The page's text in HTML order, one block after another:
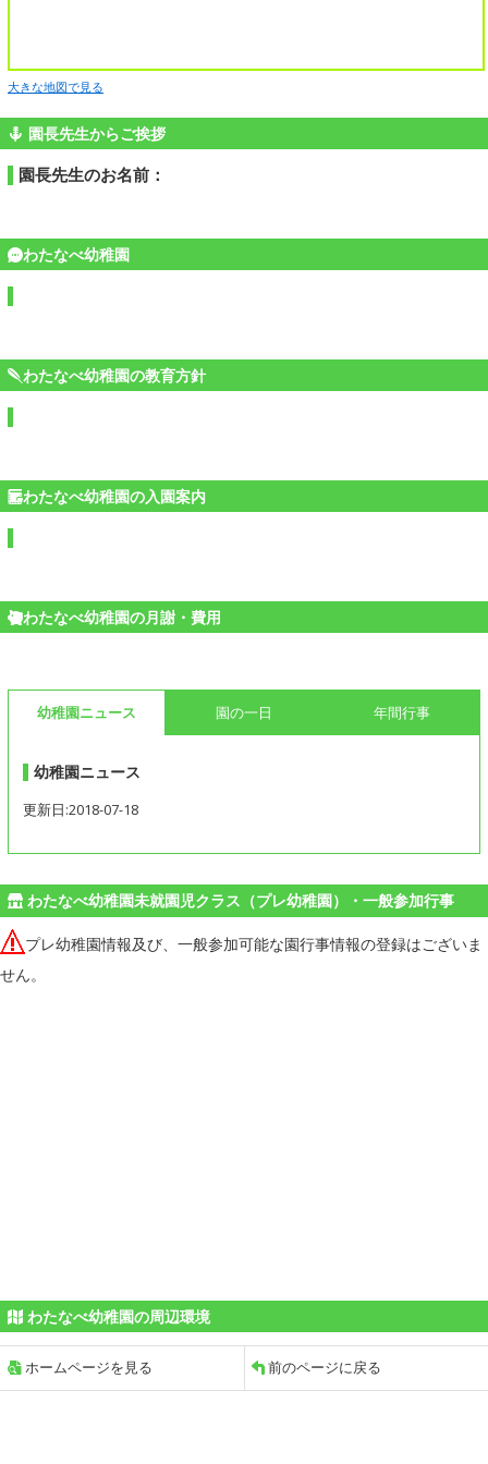
大きな地図で見る
園長先生からご挨拶
園長先生のお名前：
わたなべ幼稚園
わたなべ幼稚園の教育方針
わたなべ幼稚園の入園案内
わたなべ幼稚園の月謝・費用
幼稚園ニュース 園の一日 年間行事
幼稚園ニュース
更新日:2018-07-18
わたなべ幼稚園未就園児クラス（プレ幼稚園）・一般参加行事
プレ幼稚園情報及び、一般参加可能な園行事情報の登録はございま
せん。
わたなべ幼稚園の周辺環境
ホームページを見る 前のページに戻る